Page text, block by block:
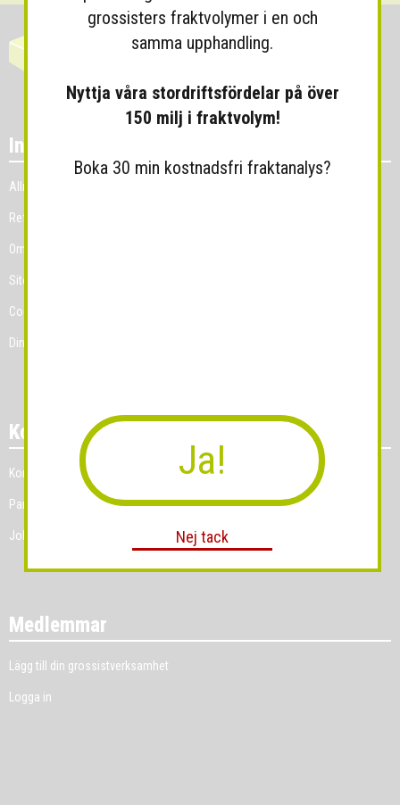
Information
Allmänna villkor
Referenskunder
Om Grossist.se
Sitemap
Cookies
Dina Cookie-prefenser
Kontakt
Kontakt
Partner
Jobb
Medlemmar
Lägg till din grossistverksamhet
Logga in
grossisters fraktvolymer i en och
samma upphandling.
Nyttja våra stordriftsfördelar på över
150 milj i fraktvolym!
Boka 30 min kostnadsfri fraktanalys?
Ja!
Nej tack